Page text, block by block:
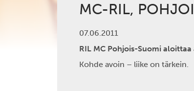
MC-RIL,
07.06.2011
RIL MC Pohjois-Suomi
Kohde avoin – liike on tärkein.